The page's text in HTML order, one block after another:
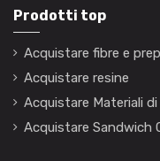
Prodotti top
Acquistare fibre e
Acquistare resine
Acquistare Materiali
Acquistare Sandwich